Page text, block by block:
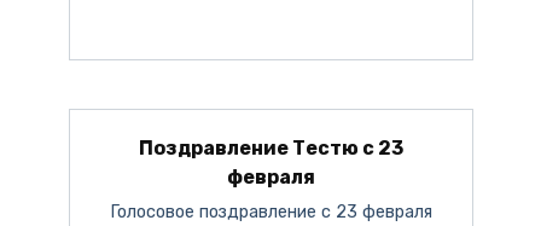
Поздравление Тестю с 23
февраля
Голосовое поздравление с 23 февраля